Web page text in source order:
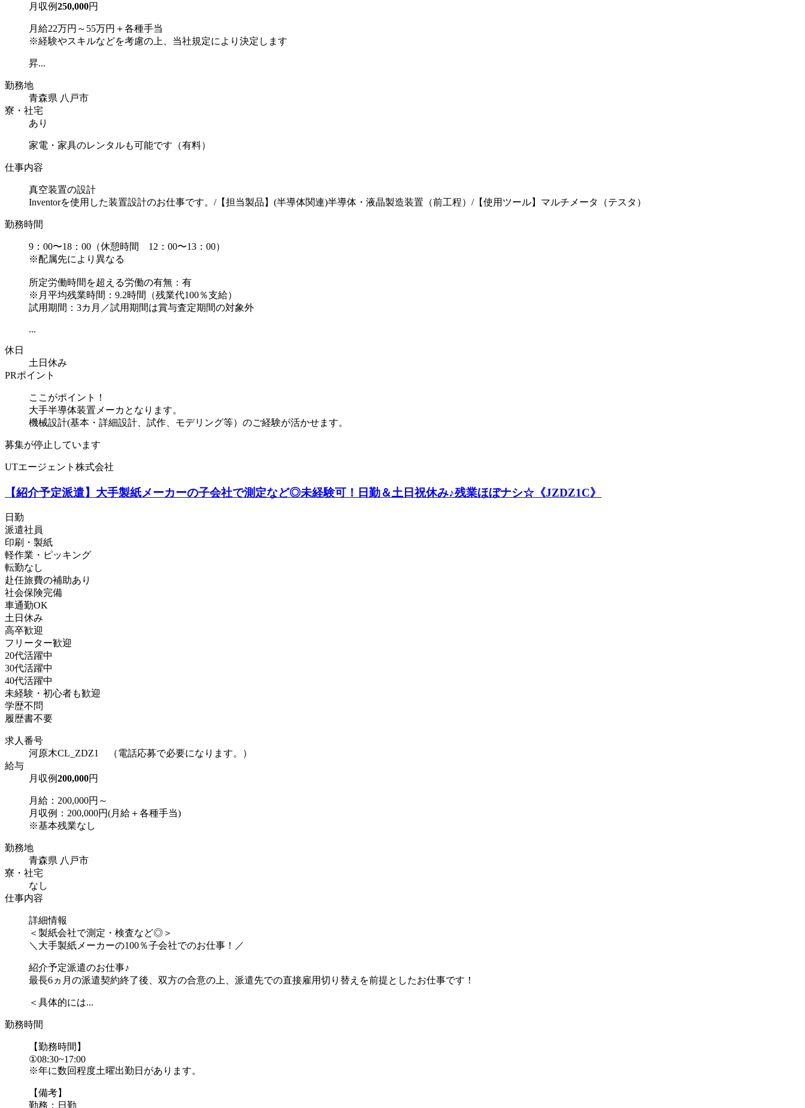
月収例250,000円
月給22万円～55万円＋各種手当
※経験やスキルなどを考慮の上、当社規定により決定します
昇...
勤務地
青森県 八戸市
寮・社宅
あり
家電・家具のレンタルも可能です（有料）
仕事内容
真空装置の設計
Inventorを使用した装置設計のお仕事です。/【担当製品】(半導体関連)半導体・液晶製造装置（前工程）/【使用ツール】マルチメータ（テスタ）
勤務時間
9：00〜18：00（休憩時間 12：00〜13：00）
※配属先により異なる
所定労働時間を超える労働の有無：有
※月平均残業時間：9.2時間（残業代100％支給）
試用期間：3カ月／試用期間は賞与査定期間の対象外
...
休日
土日休み
PRポイント
ここがポイント！
大手半導体装置メーカとなります。
機械設計(基本・詳細設計、試作、モデリング等）のご経験が活かせます。
募集が停止しています
UTエージェント株式会社
【紹介予定派遣】大手製紙メーカーの子会社で測定など◎未経験可！日勤＆土日祝休み♪残業ほぼナシ☆《JZDZ1C》
日勤
派遣社員
印刷・製紙
軽作業・ピッキング
転勤なし
赴任旅費の補助あり
社会保険完備
車通勤OK
土日休み
高卒歓迎
フリーター歓迎
20代活躍中
30代活躍中
40代活躍中
未経験・初心者も歓迎
学歴不問
履歴書不要
求人番号
河原木CL_ZDZ1 （電話応募で必要になります。）
給与
月収例200,000円
月給：200,000円～
月収例：200,000円(月給＋各種手当)
※基本残業なし
勤務地
青森県 八戸市
寮・社宅
なし
仕事内容
詳細情報
＜製紙会社で測定・検査など◎＞
＼大手製紙メーカーの100％子会社でのお仕事！／
紹介予定派遣のお仕事♪
最長6ヵ月の派遣契約終了後、双方の合意の上、派遣先での直接雇用切り替えを前提としたお仕事です！
＜具体的には...
勤務時間
【勤務時間】
①08:30~17:00
※年に数回程度土曜出勤日があります。
【備考】
勤務：日勤